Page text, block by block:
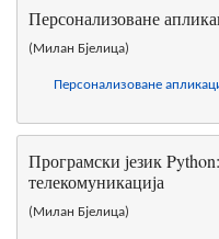
Персонализоване
(Милан Бјелица)
Персонализоване
Програмски језик
телекомуникација
(Милан Бјелица)